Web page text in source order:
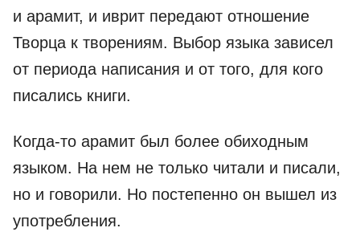
и арамит, и иврит передают отношение
Творца к творениям. Выбор языка зависел
от периода написания и от того, для кого
писались книги.
Когда-то арамит был более обиходным
языком. На нем не только читали и писали,
но и говорили. Но постепенно он вышел из
употребления.